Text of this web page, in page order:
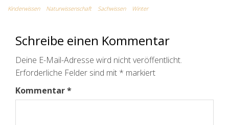
Kinderwissen
Naturwissenschaft Sachwissen Winter
Schreibe einen Kommentar
Deine E-Mail-Adresse wird nicht veröffentlicht.
Erforderliche Felder sind mit * markiert
Kommentar*